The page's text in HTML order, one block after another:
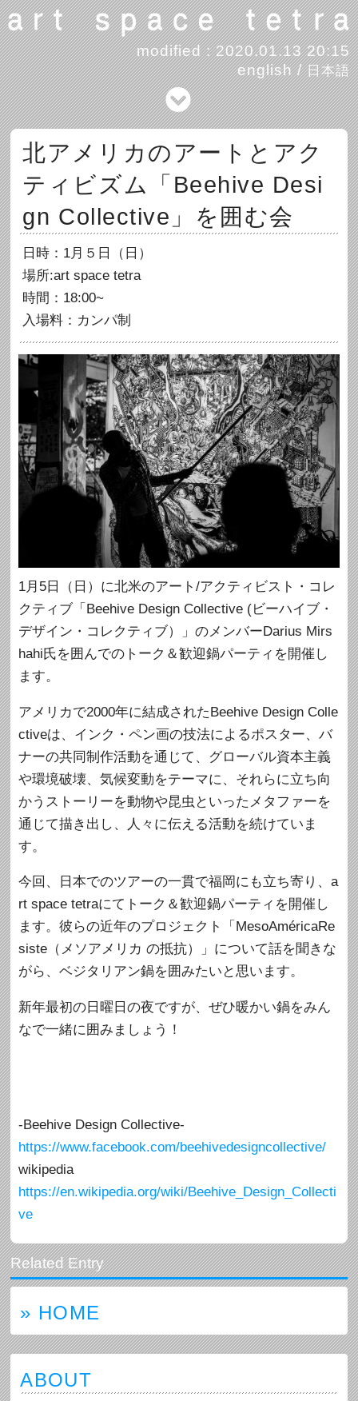
modified : 2020.01.13 20:15
english/日本語
北アメリカのアートとアク
ティビズム「Beehive Desi
gn Collective」を囲む会
日時：1月５日（日）
場所:art space tetra
時間：18:00~
入場料：カンパ制
1月5日（日）に北米のアート/アクティビスト・コレ
クティブ「Beehive Design Collective (ビーハイブ・
デザイン・コレクティブ）」のメンバーDarius Mirs
hahi氏を囲んでのトーク＆歓迎鍋パーティを開催し
ます。
アメリカで2000年に結成されたBeehive Design Colle
ctiveは、インク・ペン画の技法によるポスター、バ
ナーの共同制作活動を通じて、グローバル資本主義
や環境破壊、気候変動をテーマに、それらに立ち向
かうストーリーを動物や昆虫といったメタファーを
通じて描き出し、人々に伝える活動を続けていま
す。
今回、日本でのツアーの一貫で福岡にも立ち寄り、a
rt space tetraにてトーク＆歓迎鍋パーティを開催し
ます。彼らの近年のプロジェクト「MesoAméricaRe
siste（メソアメリカ の抵抗）」について話を聞きな
がら、ベジタリアン鍋を囲みたいと思います。
新年最初の日曜日の夜ですが、ぜひ暖かい鍋をみん
なで一緒に囲みましょう！
-Beehive Design Collective-
https://www.facebook.com/beehivedesigncollective/
wikipedia
https://en.wikipedia.org/wiki/Beehive_Design_Collecti
ve
» HOME
ABOUT